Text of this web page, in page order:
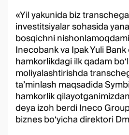
«Yil yakunida biz
investitsiyalar sohasida
bosqichni
Inecobank va Ipak Yuli Bank
hamkorlikdagi ilk qadam
moliyalashtirishda
ta’minlash maqsadida
hamkorlik
deya izoh berdi Ineco
biznes bo‘yicha direktori